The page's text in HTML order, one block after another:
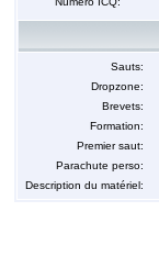
Sauts:
Dropzone:
Brevets:
Formation:
Premier saut:
Parachute perso:
Description du matériel: